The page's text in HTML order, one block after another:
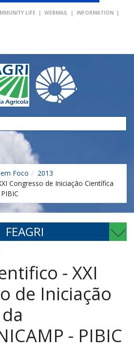
LIFE | WEBMAIL | INFORMATION |
Foco
2013
Congresso de Iniciação Científica
FEAGRI
- XXI
de Iniciação
- PIBIC